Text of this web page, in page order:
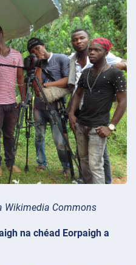
Wikimedia Commons
na chéad Eorpaigh a